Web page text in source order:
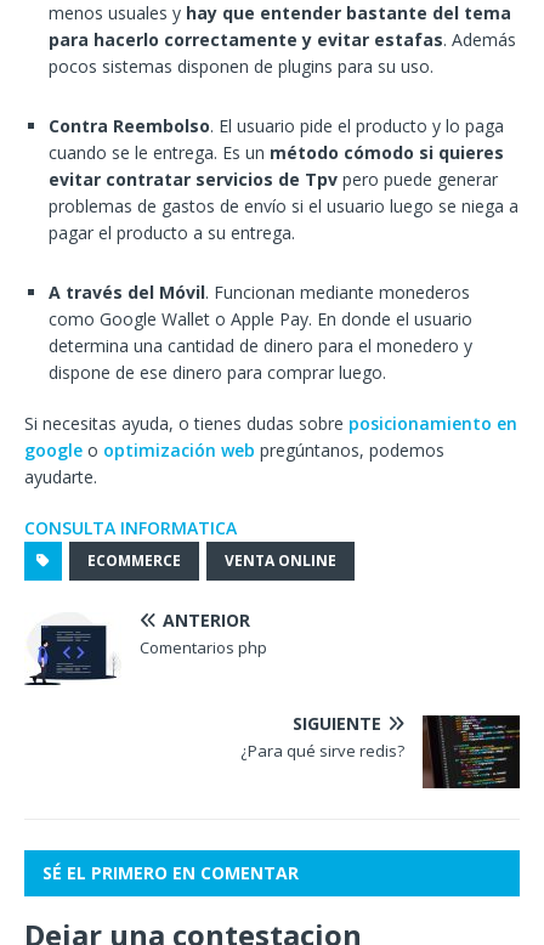
menos usuales y hay que entender bastante del tema
para hacerlo correctamente y evitar estafas. Además
pocos sistemas disponen de plugins para su uso.
Contra Reembolso. El usuario pide el producto y lo paga
cuando se le entrega. Es un método cómodo si quieres
evitar contratar servicios de Tpv pero puede generar
problemas de gastos de envío si el usuario luego se niega a
pagar el producto a su entrega.
A través del Móvil. Funcionan mediante monederos
como Google Wallet o Apple Pay. En donde el usuario
determina una cantidad de dinero para el monedero y
dispone de ese dinero para comprar luego.
Si necesitas ayuda, o tienes dudas sobre posicionamiento en
google o optimización web pregúntanos, podemos
ayudarte.
CONSULTA INFORMATICA
ECOMMERCE VENTA ONLINE
ANTERIOR
Comentarios php
SIGUIENTE
¿Para qué sirve redis?
SÉ EL PRIMERO EN COMENTAR
Dejar una contestacion